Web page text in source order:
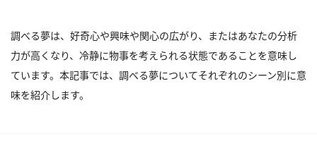
調べる夢は、好奇心や興味や関心の広がり、またはあなたの分析
力が高くなり、冷静に物事を考えられる状態であることを意味し
ています。本記事では、調べる夢についてそれぞれのシーン別に意
味を紹介します。